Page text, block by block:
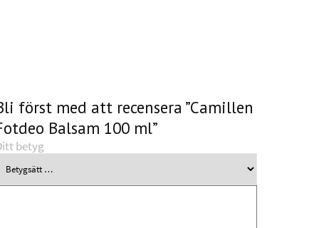
först med att recensera ”Camillen
Balsam 100 ml”
betyg